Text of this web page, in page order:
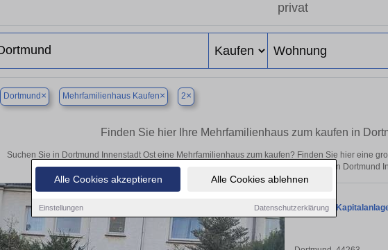
Alle Cookies akzeptieren Alle Cookies ablehnen
Einstellungen Datenschutzerklärung
privat
Dortmund × Mehrfamilienhaus Kaufen× 2×
Finden Sie hier Ihre Mehrfamilienhaus zum kaufen in
Suchen Sie in Dortmund Innenstadt Ost eine Mehrfamilienhaus zum kaufen? Finden Sie hier eine
Kapitalanlage oder zur Vermietung – hier finden Sie Ihre Immobilie in Dortmund
Attraktive